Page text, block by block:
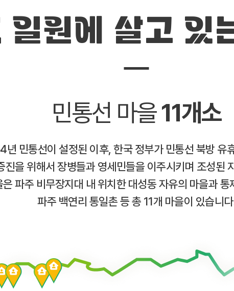
원에 살고 있
민통선 마을11개소
년 민통선이 설정된 이후, 한국 정부가 민통선 북방 유
진을 위해서 장병들과 영세민들을 이주시키며 조성된
은 파주 비무장지대 내 위치한 대성동 자유의 마을과
파주 백연리 통일촌 등 총 11개 마을이 있습니